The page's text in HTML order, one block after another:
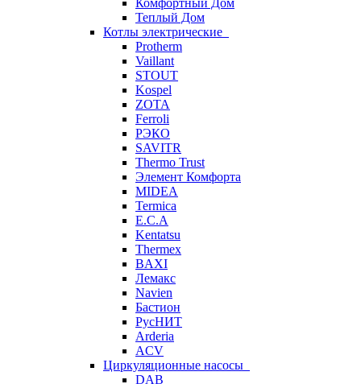
Комфортный Дом
Теплый Дом
Котлы электрические
Protherm
Vaillant
STOUT
Kospel
ZOTA
Ferroli
РЭКО
SAVITR
Thermo Trust
Элемент Комфорта
MIDEA
Termica
E.C.A
Kentatsu
Thermex
BAXI
Лемакс
Navien
Бастион
РусНИТ
Arderia
ACV
Циркуляционные насосы
DAB